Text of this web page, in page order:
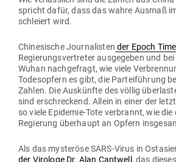
spricht dafür, dass das wahre Ausmaß
schleiert wird.
Chi­ne­sische Jour­na­listen der Epoch
Regie­rungs­ver­treter aus­ge­geben und
Wuhan nach­ge­fragt, wie viele
Todes­opfern es gibt, die Par­tei­führung
Zahlen. Die Aus­künfte des völlig
sind erschre­ckend. Allein in einer der
so viele Epi­demie-Tote ver­brannt, wie die
Regierung über­haupt an Opfern
Als das mys­teröse SARS-Virus in
der Virologe Dr. Alan Cantwell, das